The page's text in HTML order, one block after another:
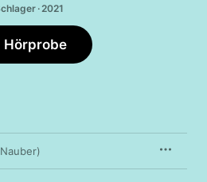
· 2021
Hörprobe